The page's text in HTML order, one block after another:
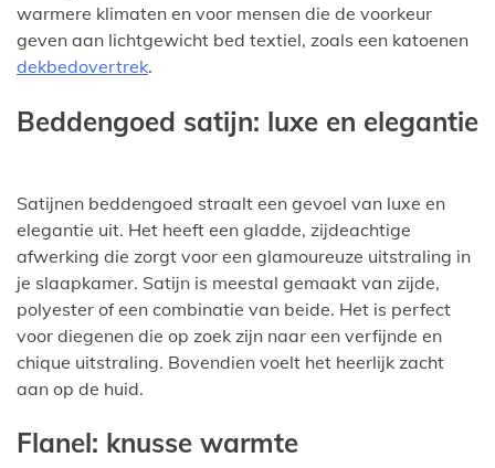
warmere klimaten en voor mensen die de voorkeur
geven aan lichtgewicht bed textiel, zoals een katoenen
dekbedovertrek.
Beddengoed satijn: luxe en elegantie
Satijnen beddengoed straalt een gevoel van luxe en
elegantie uit. Het heeft een gladde, zijdeachtige
afwerking die zorgt voor een glamoureuze uitstraling in
je slaapkamer. Satijn is meestal gemaakt van zijde,
polyester of een combinatie van beide. Het is perfect
voor diegenen die op zoek zijn naar een verfijnde en
chique uitstraling. Bovendien voelt het heerlijk zacht
aan op de huid.
Flanel: knusse warmte